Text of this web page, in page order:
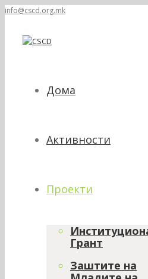
info@cscd.org.mk
Дома
Активности
Проекти
Грант
Заштите на